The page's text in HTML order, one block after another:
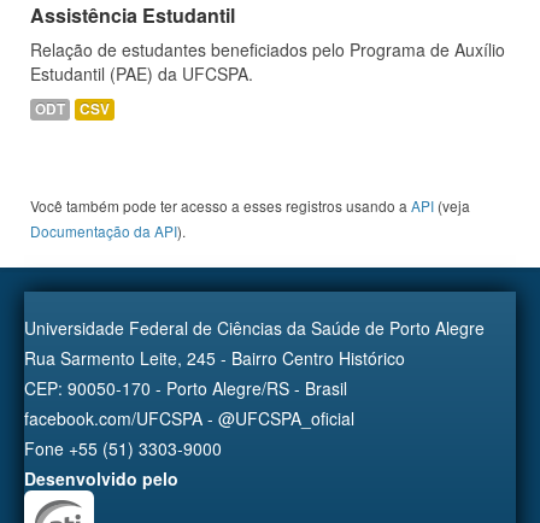
Assistência Estudantil
Relação de estudantes beneficiados pelo Programa de Auxílio
Estudantil (PAE) da UFCSPA.
ODT CSV
Você também pode ter acesso a esses registros usando a API (veja
Documentação da API).
Universidade Federal de Ciências da Saúde de Porto Alegre
Rua Sarmento Leite, 245 - Bairro Centro Histórico
CEP: 90050-170 - Porto Alegre/RS - Brasil
facebook.com/UFCSPA - @UFCSPA_oficial
Fone +55 (51) 3303-9000
Desenvolvido pelo